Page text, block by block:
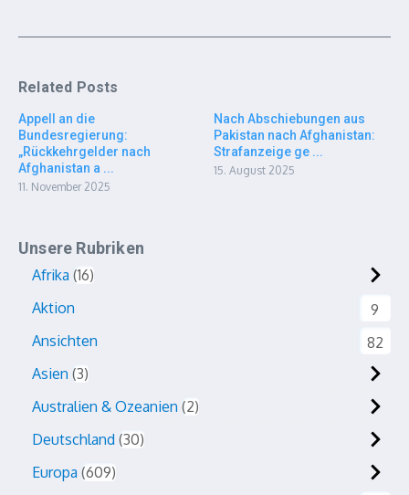
Related Posts
Appell an die
Bundesregierung:
„Rückkehrgelder nach
Afghanistan a ...
11. November 2025
Nach Abschiebungen aus
Pakistan nach Afghanistan:
Strafanzeige ge ...
15. August 2025
Unsere Rubriken
Afrika 16
Aktion
9
Ansichten
82
Asien 3
Australien & Ozeanien 2
Deutschland 30
Europa 609